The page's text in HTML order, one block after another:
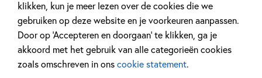
klikken, kun je meer lezen over de cookies die we
gebruiken op deze website en je voorkeuren aanpassen.
Door op ‘Accepteren en doorgaan’ te klikken, ga je
akkoord met het gebruik van alle categorieën cookies
zoals omschreven in onscookie statement.
Deel 14
20-10-2026
Hardcover
Deel 13
Hardcover